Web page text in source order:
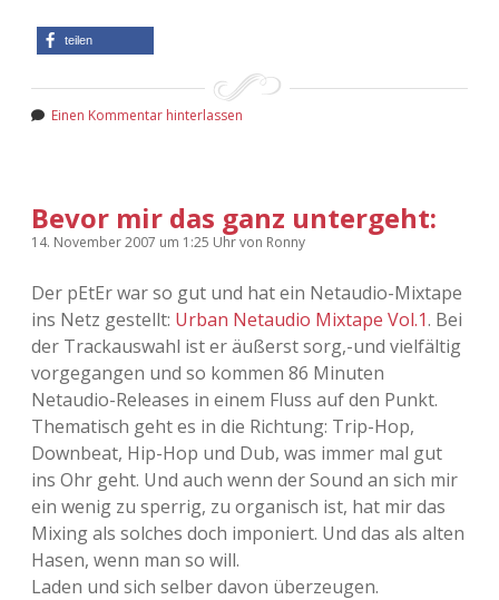
teilen
Einen Kommentar hinterlassen
Bevor mir das ganz untergeht:
14. November 2007 um 1:25 Uhrvon Ronny
Der pEtEr war so gut und hat ein Netaudio-Mixtape
ins Netz gestellt: Urban Netaudio Mixtape Vol.1. Bei
der Trackauswahl ist er äußerst sorg,-und vielfältig
vorgegangen und so kommen 86 Minuten
Netaudio-Releases in einem Fluss auf den Punkt.
Thematisch geht es in die Richtung: Trip-Hop,
Downbeat, Hip-Hop und Dub, was immer mal gut
ins Ohr geht. Und auch wenn der Sound an sich mir
ein wenig zu sperrig, zu organisch ist, hat mir das
Mixing als solches doch imponiert. Und das als alten
Hasen, wenn man so will.
Laden und sich selber davon überzeugen.